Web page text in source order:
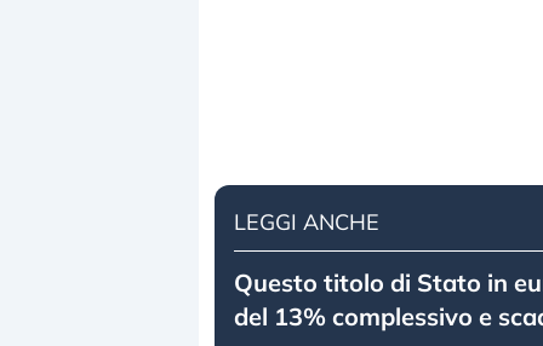
LEGGI ANCHE
Questo titolo di Stato in
del 13% complessivo e